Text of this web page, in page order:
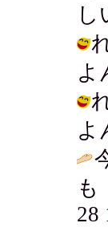
し
よ
よ
28